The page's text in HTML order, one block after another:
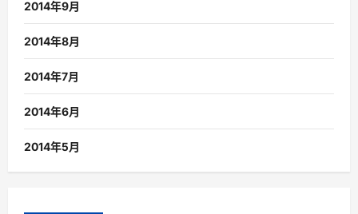
2014年9月
2014年8月
2014年7月
2014年6月
2014年5月